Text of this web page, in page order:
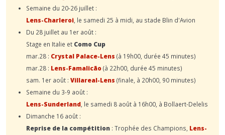
Semaine du 20-26 juillet :
Lens-Charleroi , le samedi 25 à midi, au stade Blin d'Avion
Du 28 juillet au 1er août :
Stage en Italie et Como Cup
mar.28 : Crystal Palace-Lens (à 19h00, durée 45 minutes)
mar.28 : Lens-Famalicão(à 22h00, durée 45 minutes)
sam. 1er août : Villareal-Lens (finale, à 20h00, 90 minutes)
Semaine du 3-9 août :
Lens-Sunderland , le samedi 8 août à 16h00, à Bollaert-Delelis
Dimanche 16 août :
Reprise de la compétition : Trophée des Champions, Lens-